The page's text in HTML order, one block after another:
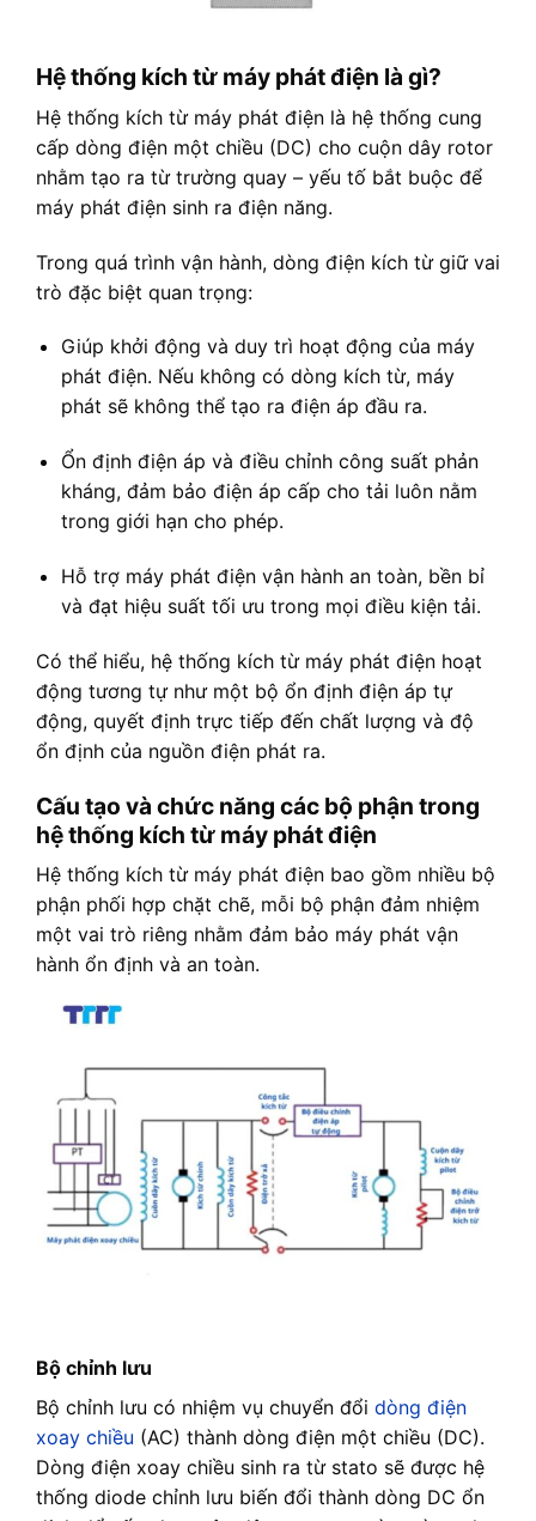
Hệ thống kích từ máy phát điện là gì?
Hệ thống kích từ máy phát điện là hệ thống cung
cấp dòng điện một chiều (DC) cho cuộn dây rotor
nhằm tạo ra từ trường quay – yếu tố bắt buộc để
máy phát điện sinh ra điện năng.
Trong quá trình vận hành, dòng điện kích từ giữ vai
trò đặc biệt quan trọng:
Giúp khởi động và duy trì hoạt động của máy
phát điện. Nếu không có dòng kích từ, máy
phát sẽ không thể tạo ra điện áp đầu ra.
Ổn định điện áp và điều chỉnh công suất phản
kháng, đảm bảo điện áp cấp cho tải luôn nằm
trong giới hạn cho phép.
Hỗ trợ máy phát điện vận hành an toàn, bền bỉ
và đạt hiệu suất tối ưu trong mọi điều kiện tải.
Có thể hiểu, hệ thống kích từ máy phát điện hoạt
động tương tự như một bộ ổn định điện áp tự
động, quyết định trực tiếp đến chất lượng và độ
ổn định của nguồn điện phát ra.
Cấu tạo và chức năng các bộ phận trong
hệ thống kích từ máy phát điện
Hệ thống kích từ máy phát điện bao gồm nhiều bộ
phận phối hợp chặt chẽ, mỗi bộ phận đảm nhiệm
một vai trò riêng nhằm đảm bảo máy phát vận
hành ổn định và an toàn.
Bộ chỉnh lưu
Bộ chỉnh lưu có nhiệm vụ chuyển đổi dòng điện
xoay chiều (AC) thành dòng điện một chiều (DC).
Dòng điện xoay chiều sinh ra từ stato sẽ được hệ
thống diode chỉnh lưu biến đổi thành dòng DC ổn